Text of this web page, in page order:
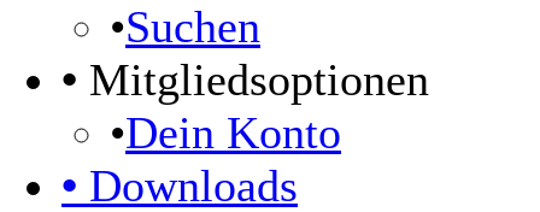
•Suchen
• Mitgliedsoptionen
•Dein Konto
• Downloads